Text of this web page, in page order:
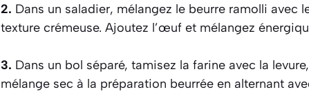
2. Dans un saladier, mélangez le beurre ramolli avec
texture crémeuse. Ajoutez l’œuf et mélangez
3. Dans un bol séparé, tamisez la farine avec la
mélange sec à la préparation beurrée en alternant